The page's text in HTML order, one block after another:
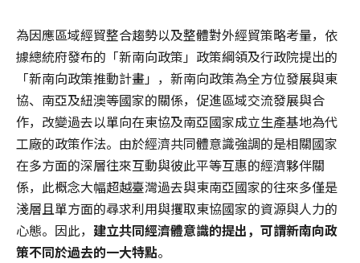
為因應區域經貿整合趨勢以及整體對外經貿策略考量，依
據總統府發布的「新南向政策」政策綱領及行政院提出的
「新南向政策推動計畫」，新南向政策為全方位發展與東
協、南亞及紐澳等國家的關係，促進區域交流發展與合
作，改變過去以單向在東協及南亞國家成立生產基地為代
工廠的政策作法。由於經濟共同體意識強調的是相關國家
在多方面的深層往來互動與彼此平等互惠的經濟夥伴關
係，此概念大幅超越臺灣過去與東南亞國家的往來多僅是
淺層且單方面的尋求利用與攫取東協國家的資源與人力的
心態。因此， 建立共同經濟體意識的提出，可謂新南向政
策不同於過去的一大特點。